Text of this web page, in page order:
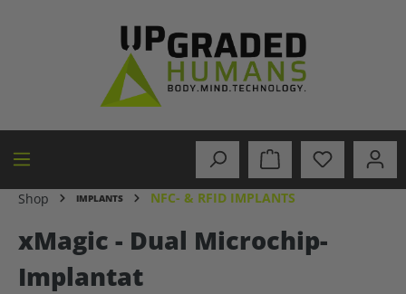
Shop IMPLANTS NFC- & RFID IMPLANTS
xMagic - Dual Microchip-
Implantat